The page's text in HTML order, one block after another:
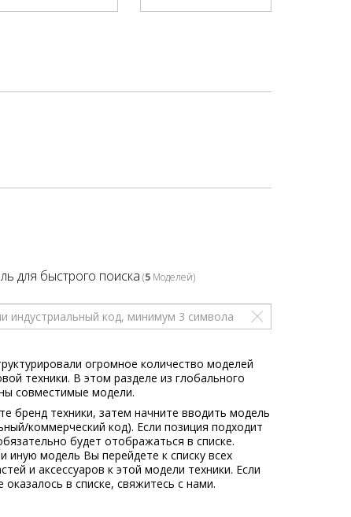
для быстрого поиска (5Моделей)
огромное количество моделей
техники. В этом разделе из глобального
совместимые модели.
бренд техники, затем начните вводить модель
коммерческий код). Если позиция подходит
будет отображаться в списке.
иную модель Вы перейдете к списку всех
и аксессуаров к этой модели техники. Если
в списке, свяжитесь с нами.